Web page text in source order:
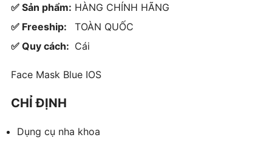
✅ Sản phẩm: HÀNG CHÍNH HÃNG
✅ Freeship:
TOÀN QUỐC
✅ Quy cách: Cái
Face Mask Blue IOS
CHỈ ĐỊNH
Dụng cụ nha khoa